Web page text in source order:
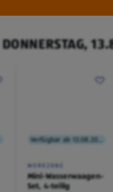
WORKZONE
Mini-Wasserwaagen-
Set, 4-teilig